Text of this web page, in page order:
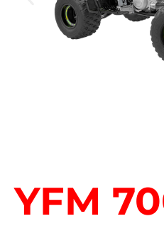
YFM